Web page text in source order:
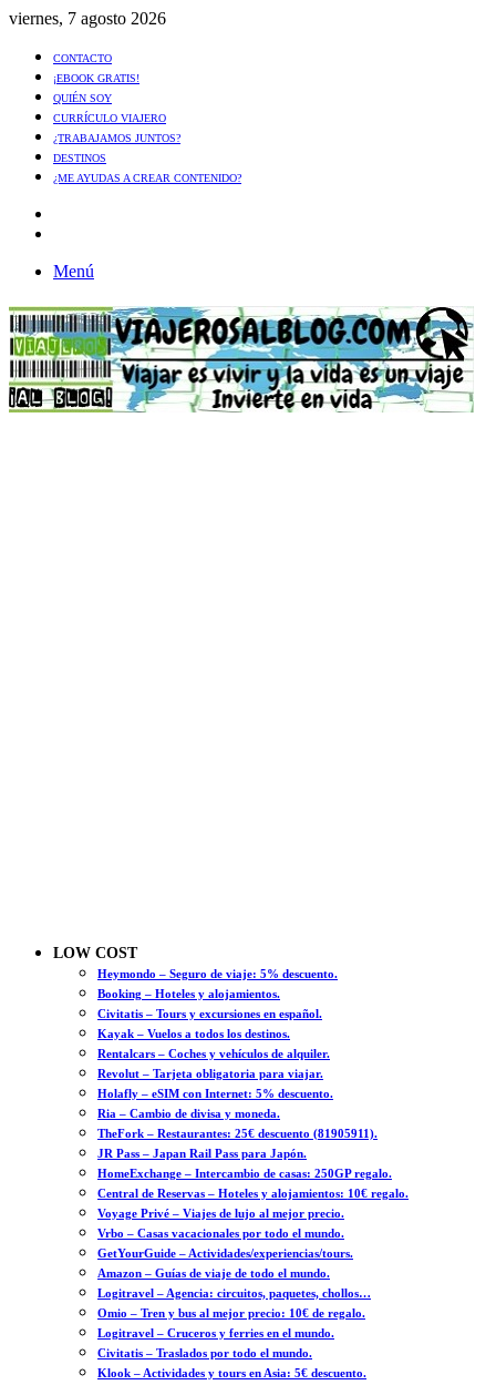
viernes, 7 agosto 2026
CONTACTO
¡EBOOK GRATIS!
QUIÉN SOY
CURRÍCULO VIAJERO
¿TRABAJAMOS JUNTOS?
DESTINOS
¿ME AYUDAS A CREAR CONTENIDO?
Menú
LOW COST
Heymondo – Seguro de viaje: 5% descuento.
Booking – Hoteles y alojamientos.
Civitatis – Tours y excursiones en español.
Kayak – Vuelos a todos los destinos.
Rentalcars – Coches y vehículos de alquiler.
Revolut – Tarjeta obligatoria para viajar.
Holafly – eSIM con Internet: 5% descuento.
Ria – Cambio de divisa y moneda.
TheFork – Restaurantes: 25€ descuento (81905911).
JR Pass – Japan Rail Pass para Japón.
HomeExchange – Intercambio de casas: 250GP regalo.
Central de Reservas – Hoteles y alojamientos: 10€ regalo.
Voyage Privé – Viajes de lujo al mejor precio.
Vrbo – Casas vacacionales por todo el mundo.
GetYourGuide – Actividades/experiencias/tours.
Amazon – Guías de viaje de todo el mundo.
Logitravel – Agencia: circuitos, paquetes, chollos…
Omio – Tren y bus al mejor precio: 10€ de regalo.
Logitravel – Cruceros y ferries en el mundo.
Civitatis – Traslados por todo el mundo.
Klook – Actividades y tours en Asia: 5€ descuento.